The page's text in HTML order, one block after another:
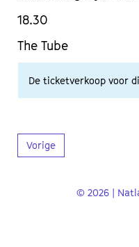
18.30
The Tube
De ticketverkoop voor
Vorige
© 2026 |